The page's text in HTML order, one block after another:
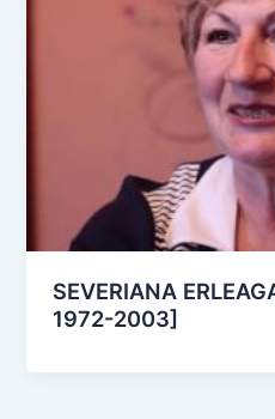
SEVERIANA
1972-2003]